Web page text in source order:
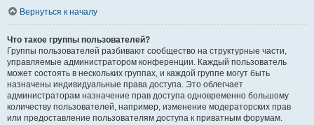
Вернуться к началу
Что такое группы пользователей?
Группы пользователей разбивают сообщество на структурные части,
управляемые администратором конференции. Каждый пользователь
может состоять в нескольких группах, и каждой группе могут быть
назначены индивидуальные права доступа. Это облегчает
администраторам назначение прав доступа одновременно большому
количеству пользователей, например, изменение модераторских прав
или предоставление пользователям доступа к приватным форумам.